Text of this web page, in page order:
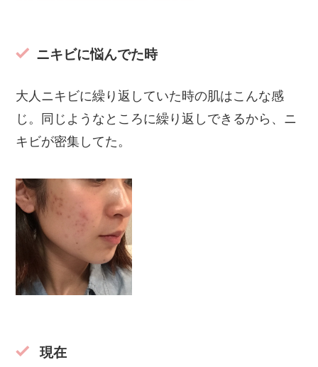
ニキビに悩んでた時
大人ニキビに繰り返していた時の肌はこんな感
じ。同じようなところに繰り返しできるから、ニ
キビが密集してた。
現在